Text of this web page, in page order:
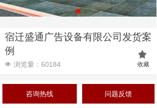
宿迁盛通广告设备有限公司发货案
例
끄
收藏
넶 浏览量：60184
咨询热线 问题反馈